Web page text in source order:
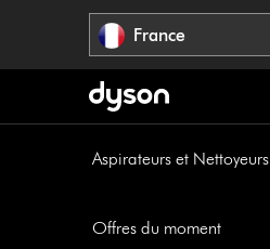
France
Aspirateurs et Nettoyeurs
Offres du moment